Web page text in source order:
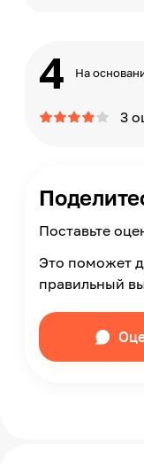
4 На
3
Поставьте
Это поможет
правильный